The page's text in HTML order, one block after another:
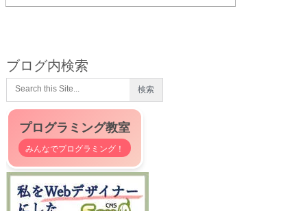
ブログ内検索
プログラミング教室
みんなでプログラミング！